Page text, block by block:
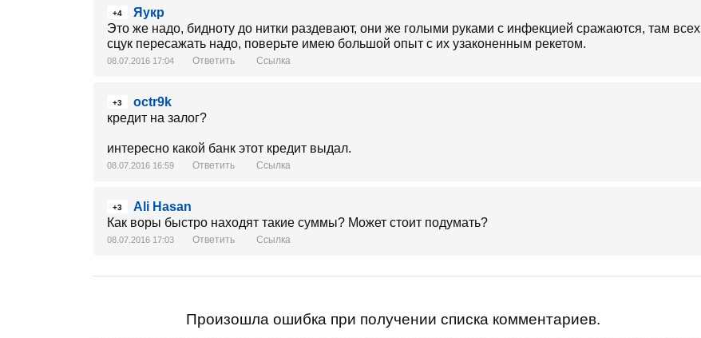
+4
Яукр
Это же надо, бидноту до нитки раздевают, они же голыми руками с инфекцией сражаются, там всех
сцук пересажать надо, поверьте имею большой опыт с их узаконенным рекетом.
08.07.2016 17:04 Ответить Ссылка
+3
octr9k
кредит на залог?
интересно какой банк этот кредит выдал.
08.07.2016 16:59 Ответить Ссылка
+3
Ali Hasan
Как воры быстро находят такие суммы? Может стоит подумать?
08.07.2016 17:03 Ответить Ссылка
Произошла ошибка при получении списка комментариев.